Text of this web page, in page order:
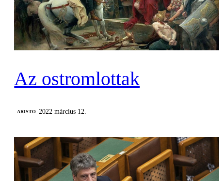
Az ostromlottak
ARISTO 2022 március 12.